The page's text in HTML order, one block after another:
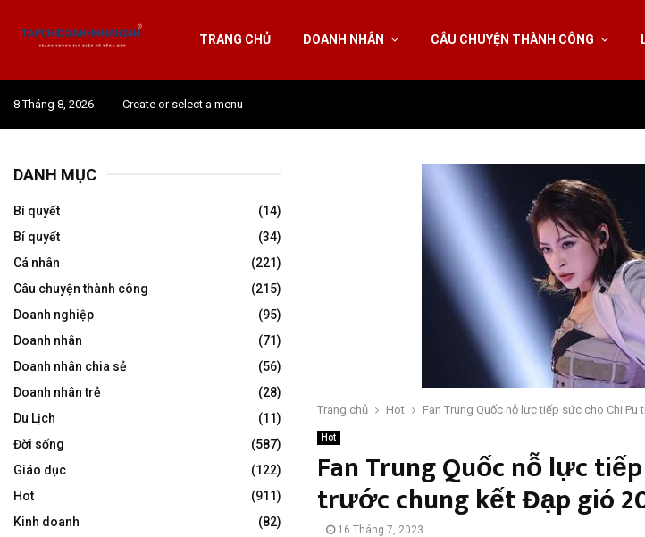
TRANG CHỦ DOANH NHÂN CÂU CHUYỆN THÀNH CÔNG
8 Tháng 8, 2026 Create or select a menu
Trang chủ Hot Fan Trung Quốc nỗ lực tiếp sức cho Chi
Hot
Fan Trung Quốc nỗ lực
trước chung kết Đạp gió
16 Tháng 7, 2023
DANH MỤC
Bí quyết
(14)
Bí quyết
(34)
Cá nhân
(221)
Câu chuyện thành công
(215)
Doanh nghiệp
(95)
Doanh nhân
(71)
Doanh nhân chia sẻ
(56)
Doanh nhân trẻ
(28)
Du Lịch
(11)
Đời sống
(587)
Giáo dục
(122)
Hot
(911)
Kinh doanh
(82)